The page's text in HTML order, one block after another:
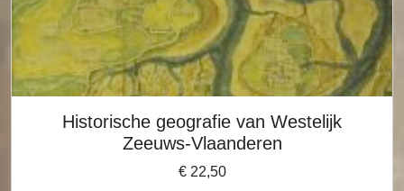
Historische geografie van Westelijk
Zeeuws-Vlaanderen
€22,50